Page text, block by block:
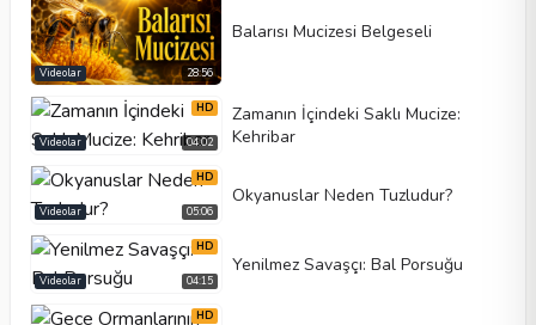
Video tipi
Otomatik oynat
Kontrolleri göster
Genişlik
Yükseklik
28:56
Videolar
Balarısı Mucizesi Belgeseli
HD
04:02
Videolar
Zamanın İçindeki Saklı Mucize:
Kehribar
HD
05:06
Videolar
Okyanuslar Neden Tuzludur?
HD
04:15
Videolar
Yenilmez Savaşçı: Bal Porsuğu
HD